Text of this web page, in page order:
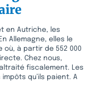
en Autriche, les
Allemagne, elles le
où, à partir de 552 000
Chez nous,
fiscalement. Les
qu’ils paient. A